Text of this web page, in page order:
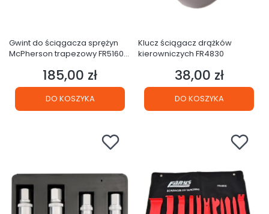
Gwint do ściągacza sprężyn
McPherson trapezowy FR5160
Cena
185,00 zł
DO KOSZYKA
Klucz ściągacz drążków
kierowniczych FR4830
Cena
38,00 zł
DO KOSZYKA